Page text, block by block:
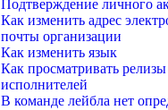
Подтверждение личного
Как изменить адрес
почты организации
Как изменить язык
Как просматривать
исполнителей
В команде лейбла нет